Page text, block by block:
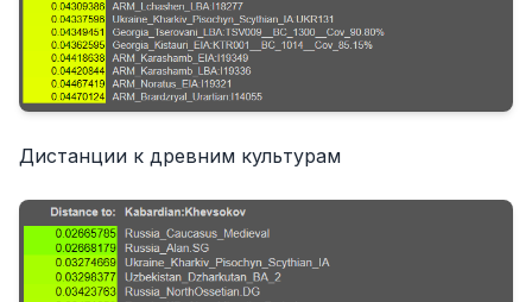
Дистанции к древним культурам